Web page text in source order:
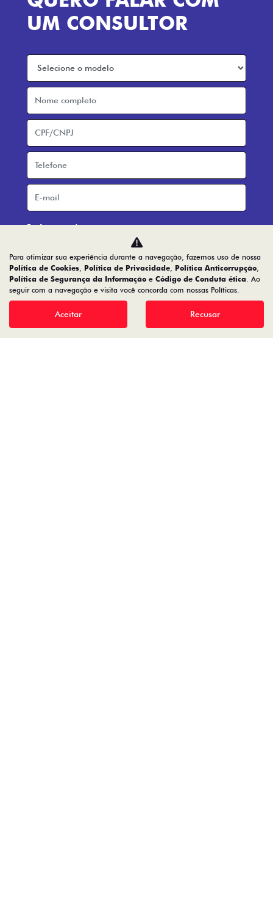
Home
Desacelere. Seu bem maior é a vida.
CMJ - COMERCIO DE VEICULOS LTDA.
05.026.792/0004-30
Para otimizar sua experiência durante a navegação, fazemos uso de nossa
Política de Cookies, Política de Privacidade, Política Anticorrupção,
Política de Segurança da Informação e Código de Conduta ética. Ao
seguir com a navegação e visita você concorda com nossas Políticas.
Aceitar Recusar